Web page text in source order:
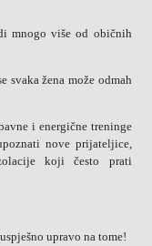
mnogo više od običnih
svaka žena može odmah
i energične treninge
nove prijateljice,
koji često prati
upravo na tome!